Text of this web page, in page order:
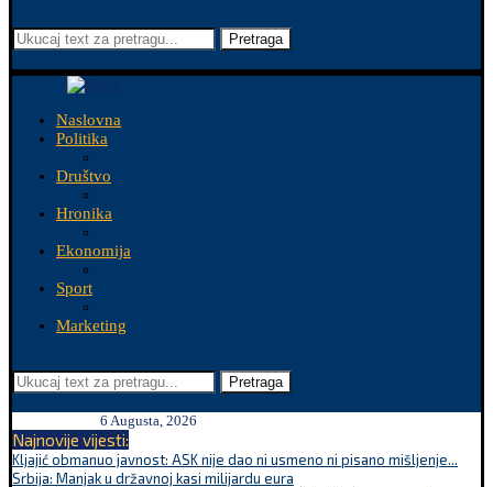
Pretraga
Naslovna
Politika
Društvo
Hronika
Ekonomija
Sport
Marketing
Pretraga
6 Augusta, 2026
Najnovije vijesti:
Kljajić obmanuo javnost: ASK nije dao ni usmeno ni pisano mišljenje...
Srbija: Manjak u državnoj kasi milijardu eura